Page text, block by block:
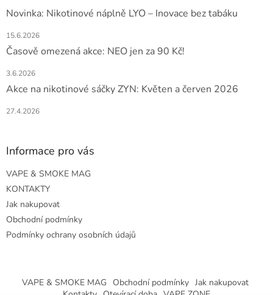
Novinka: Nikotinové náplně LYO – Inovace bez tabáku
15.6.2026
Časově omezená akce: NEO jen za 90 Kč!
3.6.2026
Akce na nikotinové sáčky ZYN: Květen a červen 2026
27.4.2026
Informace pro vás
VAPE & SMOKE MAG
KONTAKTY
Jak nakupovat
Obchodní podmínky
Podmínky ochrany osobních údajů
VAPE & SMOKE MAG Obchodní podmínky Jak nakupovat